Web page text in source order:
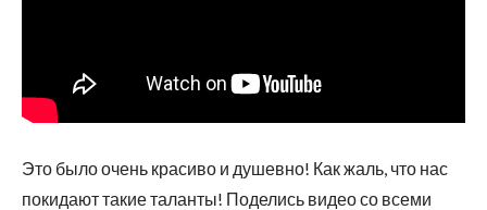
Это было очень красиво и душевно! Как жаль, что нас
покидают такие таланты! Поделись видео со всеми